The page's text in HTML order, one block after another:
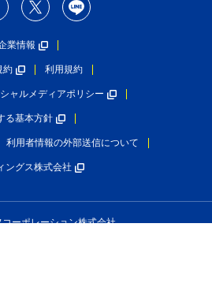
業情報
約 利用規約
ャルメディアポリシー
る基本方針
利用者情報の外部送信について
ングス株式会社
ーポレーション株式会社